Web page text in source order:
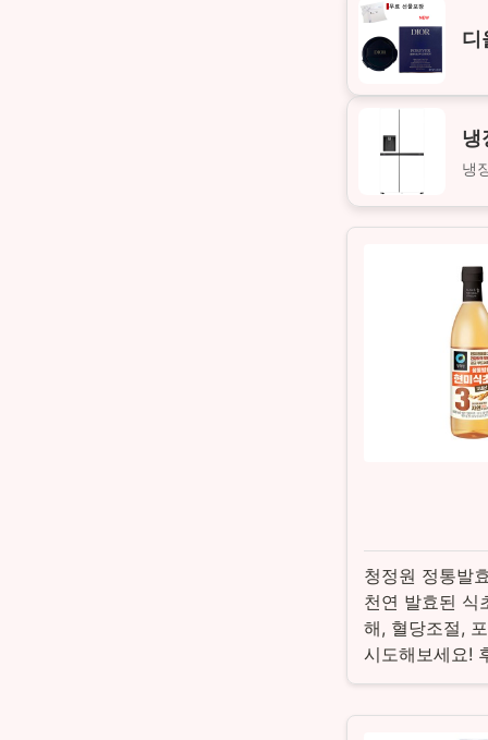
디
냉
냉
청정원 정통발
천연 발효된 식
해, 혈당조절,
시도해보세요!